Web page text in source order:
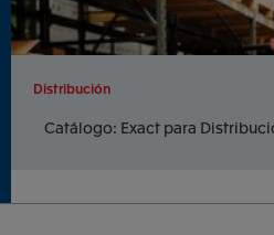
Distribución
Catálogo: Exact para